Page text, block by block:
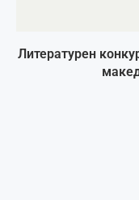
Литературен